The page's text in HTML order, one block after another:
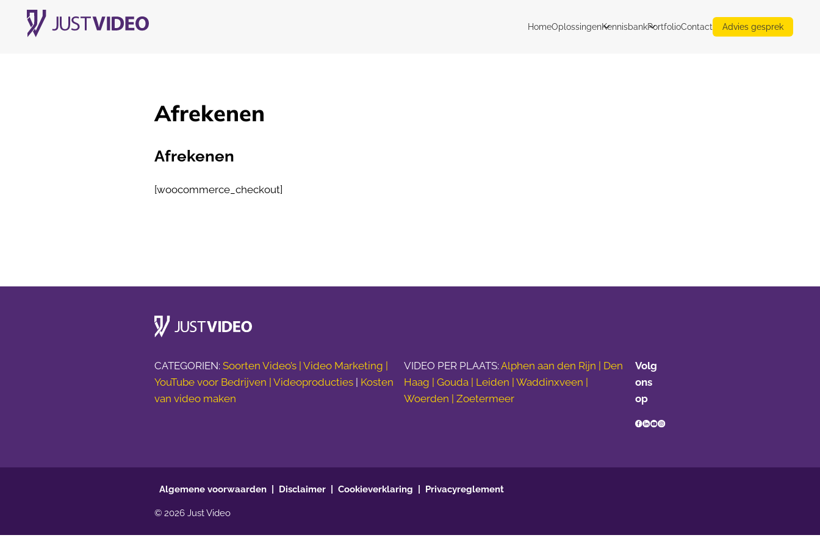
HomeOplossingenKennisbankPortfolioContact Advies gesprek
Afrekenen
Afrekenen
[woocommerce_checkout]
CATEGORIEN:Soorten Video’s |Video Marketing |
YouTube voor Bedrijven |Videoproducties
Kosten
van video maken
VIDEO PER PLAATS: Alphen aan den Rijn | Den
Haag | Gouda | Leiden | Waddinxveen |
Woerden | Zoetermeer
Volg
ons
op
Algemene voorwaarden Disclaimer Cookieverklaring Privacyreglement
© 2026 Just Video